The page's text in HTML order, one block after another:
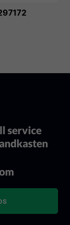
service